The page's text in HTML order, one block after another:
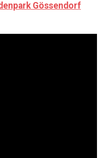
Gössendorf